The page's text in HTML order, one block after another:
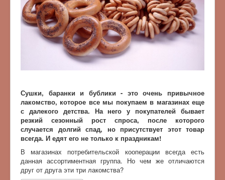
Сушки, баранки и бублики - это очень привычное
лакомство, которое все мы покупаем в магазинах еще
с далекого детства. На него у покупателей бывает
резкий сезонный рост спроса, после которого
случается долгий спад, но присутствует этот товар
всегда. И едят его не только к праздникам!
В магазинах потребительской кооперации всегда есть
данная ассортиментная группа. Но чем же отличаются
друг от друга эти три лакомства?